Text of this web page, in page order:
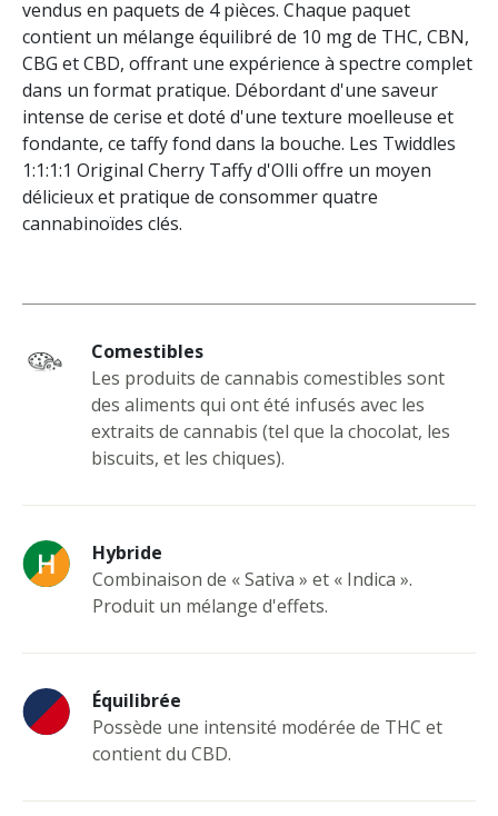
vendus en paquets de 4 pièces. Chaque paquet
contient un mélange équilibré de 10 mg de THC, CBN,
CBG et CBD, offrant une expérience à spectre complet
dans un format pratique. Débordant d'une saveur
intense de cerise et doté d'une texture moelleuse et
fondante, ce taffy fond dans la bouche. Les Twiddles
1:1:1:1 Original Cherry Taffy d'Olli offre un moyen
délicieux et pratique de consommer quatre
cannabinoïdes clés.
Comestibles
Les produits de cannabis comestibles sont
des aliments qui ont été infusés avec les
extraits de cannabis (tel que la chocolat, les
biscuits, et les chiques).
Hybride
Combinaison de « Sativa » et « Indica ».
Produit un mélange d'effets.
Équilibrée
Possède une intensité modérée de THC et
contient du CBD.